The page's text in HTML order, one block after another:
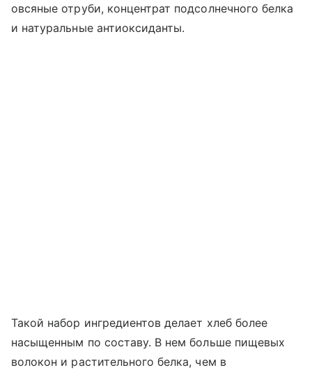
овсяные отруби, концентрат подсолнечного белка
и натуральные антиоксиданты.
Такой набор ингредиентов делает хлеб более
насыщенным по составу. В нем больше пищевых
волокон и растительного белка, чем в